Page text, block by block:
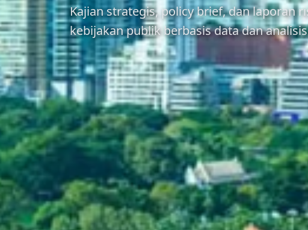
Kajian strategis, policy brief, dan laporan
kebijakan publik berbasis data dan